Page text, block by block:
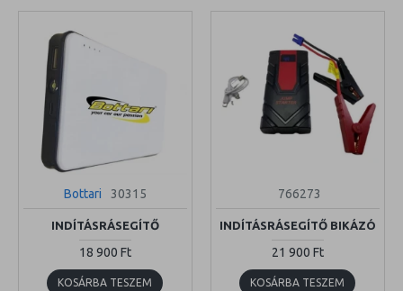
Bottari 30315
INDÍTÁSRÁSEGÍTŐ
18 900 Ft
KOSÁRBA TESZEM
766273
INDÍTÁSRÁSEGÍTŐ BIKÁZÓ
21 900 Ft
KOSÁRBA TESZEM